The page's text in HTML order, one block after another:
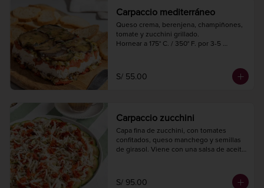
Carpaccio mediterráneo
Queso crema, berenjena, champiñones,
tomate y zucchini grillado.
Hornear a 175° C. / 350° F. por 3-5
S/ 55.00
Carpaccio zucchini
Capa fina de zucchini, con tomates
confitados, queso manchego y semillas
de girasol. Viene con una salsa de aceite
S/ 95.00